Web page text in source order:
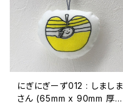
にぎにぎーず012 : しましま
さん (65mm x 90mm 厚さ